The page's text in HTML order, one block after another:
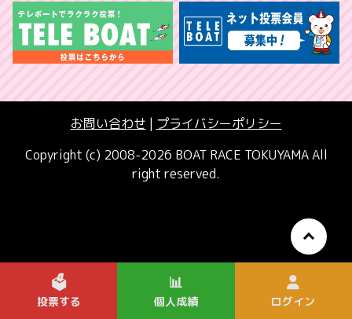
お問い合わせ | プライバシーポリシー
Copyright (c) 2008-2026 BOAT RACE TOKUYAMA All
right reserved.
🗳️
投票する
📊
個人成績 ログイン